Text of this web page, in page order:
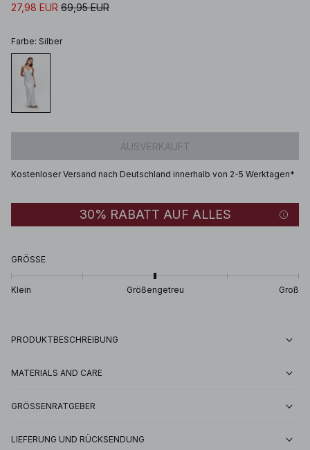
27,98 EUR 69,95 EUR
Farbe: Silber
AUSVERKAUFT
Kostenloser Versand nach Deutschland innerhalb von 2-5 Werktagen*
30% RABATT AUF ALLES
GRÖSSE
Klein Größengetreu Groß
PRODUKTBESCHREIBUNG
MATERIALS AND CARE
GRÖSSENRATGEBER
LIEFERUNG UND RÜCKSENDUNG